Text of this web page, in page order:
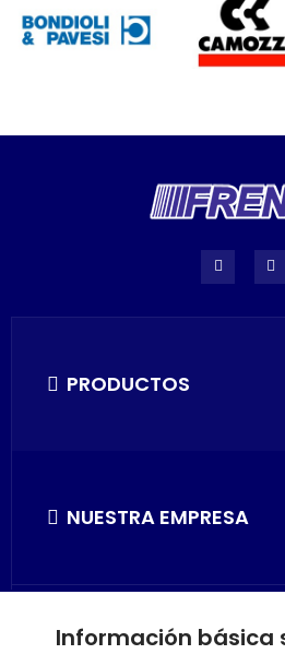
PRODUCTOS
NUESTRA EMPRESA
SU CUENTA
Información básica